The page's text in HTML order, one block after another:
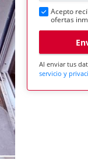
Acepto
ofertas
Al enviar tus
servicio y